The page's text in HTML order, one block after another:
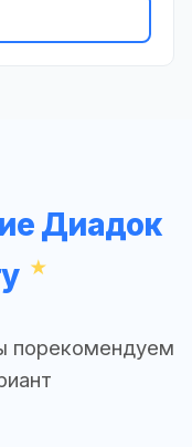
Диадок
порекомендуем